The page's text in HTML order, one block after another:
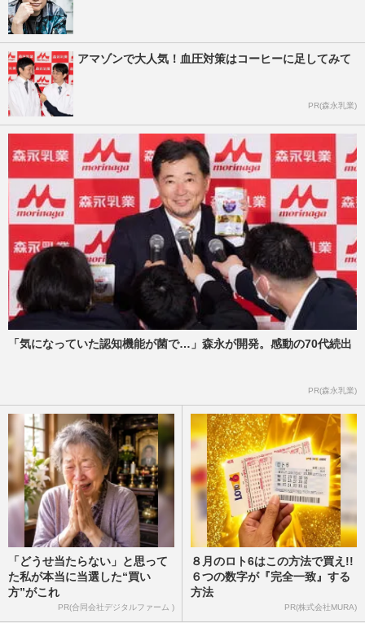
アマゾンで大人気！血圧対策はコーヒーに足してみて
PR(森永乳業)
「気になっていた認知機能が菌で…」森永が開発。感動の70代続出
PR(森永乳業)
「どうせ当たらない」と思って
た私が本当に当選した“買い
方”がこれ
PR(合同会社デジタルファーム )
８月のロト6はこの方法で買え!!
６つの数字が『完全一致』する
方法
PR(株式会社MURA)